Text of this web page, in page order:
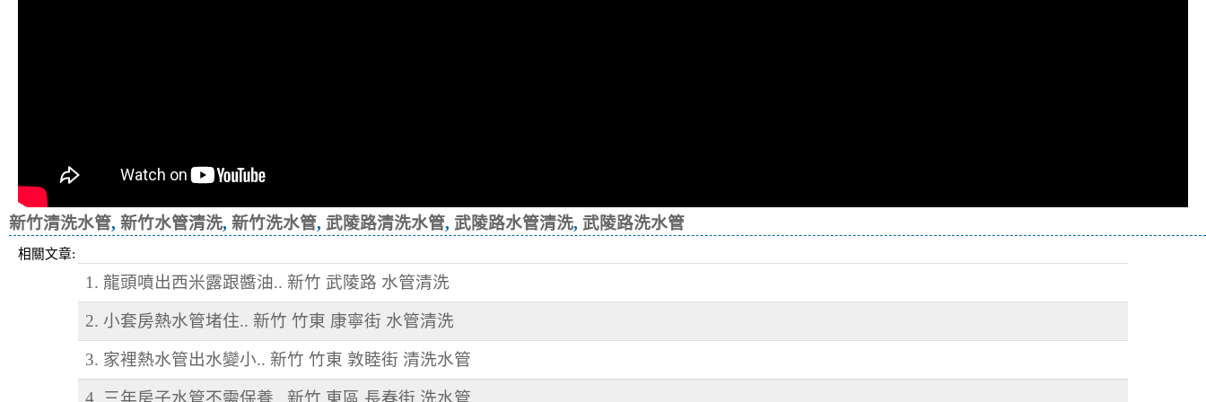
新竹清洗水管, 新竹水管清洗, 新竹洗水管, 武陵路清洗水管, 武陵路水管清洗, 武陵路洗水管
相關文章:
1. 龍頭噴出西米露跟醬油.. 新竹 武陵路 水管清洗
2. 小套房熱水管堵住.. 新竹 竹東 康寧街 水管清洗
3. 家裡熱水管出水變小.. 新竹 竹東 敦睦街 清洗水管
4. 三年房子水管不需保養.. 新竹 東區 長春街 洗水管